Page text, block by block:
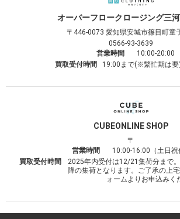
オーバーフロークロージング三
〒446-0073 愛知県安城市篠目町童
0566-93-3639
営業時間
10:00-20:00
買取受付時間
19:00まで(※繁忙期は要
CUBEONLINE SHOP
〒
営業時間
10:00-16:00（土日祝
買取受付時間
2025年内受付は12/21集荷分まで
降の集荷となります。ご了承の上
ォームよりお申込みく